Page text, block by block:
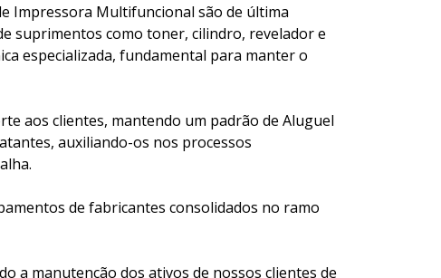
Impressora Multifuncional são de última
suprimentos como toner, cilindro, revelador e
especializada, fundamental para manter o
aos clientes, mantendo um padrão de Aluguel
auxiliando-os nos processos
de fabricantes consolidados no ramo
a manutenção dos ativos de nossos clientes de